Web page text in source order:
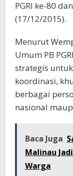
PGRI ke-80
(17/12/2015).
Menurut
Umum PB
strategis
koordinasi,
berbagai
nasional
Baca Juga
Malinau
Warga